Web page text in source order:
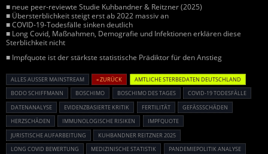
■ neue peer-reviewte Studie Kuhbandner & Reitzner (2025)
■ Übersterblichkeit steigt erst ab 2022 massiv an
■ COVID-19-Todesfälle sinken deutlich
■ Long Covid, Maßnahmen, Demografie und Infektionen erklären diese
Sterblichkeit nicht
■ Impfquote ist der stärkste statistische Prädiktor für den Anstieg
ALLES AUSSER MAINSTREAM « ZURÜCK
AMTLICHE STERBEDATEN DEUTSCHLAND
BODO SCHIFFMANN
BOSCHIMO BOSCHIMO DES TAGES
COVID-19 TODESFÄLLE
DATENANALYSE
EVIDENZBASIERTE KRITIK FERTILITÄT
GEFÄSSSCHÄDEN
HERZSCHÄDEN
IMMUNOLOGISCHE RISIKEN
IMPFQUOTE
JURISTISCHE AUFARBEITUNG
KUHBANDNER REITZNER 2025
LONG COVID BEWERTUNG
MEDIZINISCHE STATISTIK
PANDEMIEPOLITIK ANALYSE